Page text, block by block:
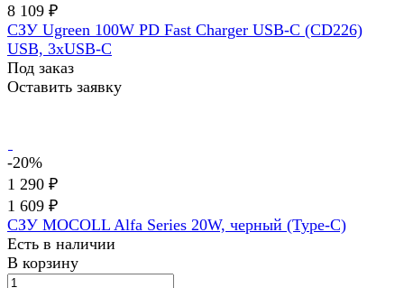
8 109 ₽
СЗУ Ugreen 100W PD Fast Charger USB-C (CD226)
USB, 3xUSB-C
Под заказ
Оставить заявку
-20%
1 290 ₽
1 609 ₽
СЗУ MOCOLL Alfa Series 20W, черный (Type-C)
Есть в наличии
В корзину